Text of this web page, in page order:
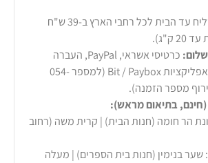
שליח עד הבית לכל רחבי הארץ ב-39 ש"ח
ק"ג).
כרטיסי אשראי, PayPal, העברה
בנקאית או באפליקציות Bit / Paybox (למספר 054-
(חינם, בתיאום מראש):
הר חומה (חנות הבית) | קרית משה (רחוב
שער בנימין (חנות בית הספרים) | מעלה